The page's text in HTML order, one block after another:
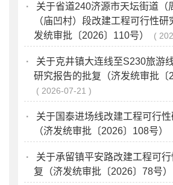
·
关于省道240济源市天坛街道（
（庙凹村）段改建工程可行性
发统审批〔2026〕110号）
·
关于克井镇大连线至S230旅游
研究报告的批复（济发统审批〔
2026-07-21
·
关于国泰进场线改建工程可行
（济发统审批〔2026〕108号）
·
关于承留镇平安路改建工程可
复（济发统审批〔2026〕78号）